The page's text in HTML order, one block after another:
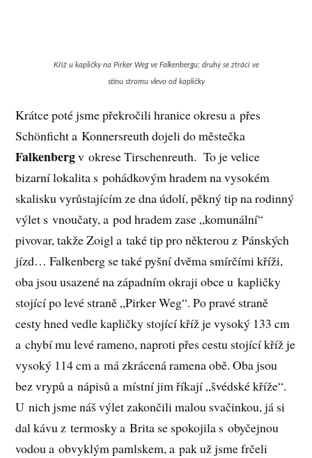
Kříž u kapličky na Pirker Weg ve Falkenbergu; druhý se ztrácí ve
stínu stromu vlevo od kapličky
Krátce poté jsme překročili hranice okresu a přes
Schönficht a Konnersreuth dojeli do městečka
Falkenbergv okrese Tirschenreuth. To je velice
bizarní lokalita s pohádkovým hradem na vysokém
skalisku vyrůstajícím ze dna údolí, pěkný tip na rodinný
výlet s vnoučaty, a pod hradem zase „komunální“
pivovar, takže Zoigl a také tip pro některou z Pánských
jízd… Falkenberg se také pyšní dvěma smírčími kříži,
oba jsou usazené na západním okraji obce u kapličky
stojící po levé straně „Pirker Weg“. Po pravé straně
cesty hned vedle kapličky stojící kříž je vysoký 133 cm
a chybí mu levé rameno, naproti přes cestu stojící kříž je
vysoký 114 cm a má zkrácená ramena obě. Oba jsou
bez vrypů a nápisů a místní jim říkají „švédské kříže“.
U nich jsme náš výlet zakončili malou svačinkou, já si
dal kávu z termosky a Brita se spokojila s obyčejnou
vodou a obvyklým pamlskem, a pak už jsme frčeli